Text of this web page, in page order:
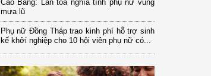
Cao Bằng: Lan tỏa nghĩa tình phụ nữ vùng
mưa lũ
Phụ nữ Đồng Tháp trao kinh phí hỗ trợ sinh
kế khởi nghiệp cho 10 hội viên phụ nữ có...